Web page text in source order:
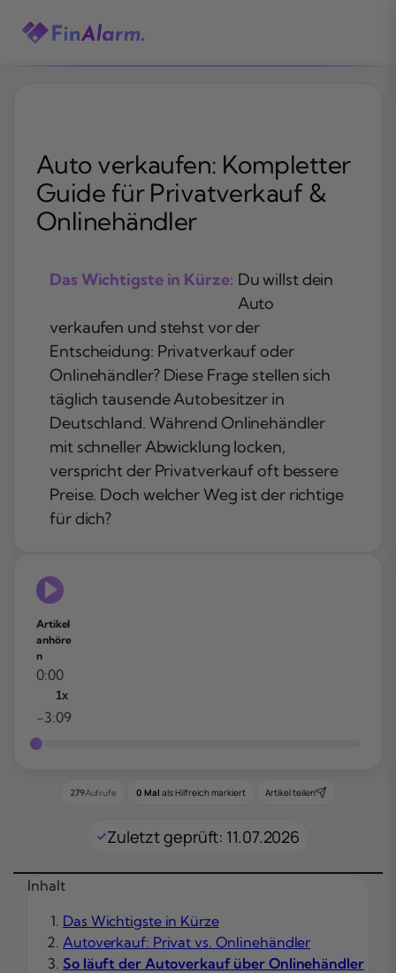
Inhalt
Auto verkaufen: Kompletter
Guide für Privatverkauf &
Onlinehändler
Das Wichtigste in Kürze: Du willst dein
Auto
verkaufen und stehst vor der
Entscheidung: Privatverkauf oder
Onlinehändler? Diese Frage stellen sich
täglich tausende Autobesitzer in
Deutschland. Während Onlinehändler
mit schneller Abwicklung locken,
verspricht der Privatverkauf oft bessere
Preise. Doch welcher Weg ist der richtige
für dich?
Artikel
anhöre
n
0:00
1x
-3:09
279Aufrufe 0 Mal als Hilfreich markiert Artikel teilen
Zuletzt geprüft: 11.07.2026
Inhalt
Das Wichtigste in Kürze
Autoverkauf: Privat vs. Onlinehändler
So läuft der Autoverkauf über Onlinehändler